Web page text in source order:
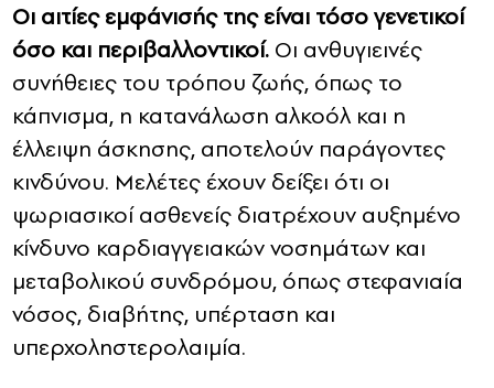
Οι αιτίες εμφάνισής της είναι τόσο γενετικοί
όσο και περιβαλλοντικοί. Οι ανθυγιεινές
συνήθειες του τρόπου ζωής, όπως το
κάπνισμα, η κατανάλωση αλκοόλ και η
έλλειψη άσκησης, αποτελούν παράγοντες
κινδύνου. Μελέτες έχουν δείξει ότι οι
ψωριασικοί ασθενείς διατρέχουν αυξημένο
κίνδυνο καρδιαγγειακών νοσημάτων και
μεταβολικού συνδρόμου, όπως στεφανιαία
νόσος, διαβήτης, υπέρταση και
υπερχοληστερολαιμία.